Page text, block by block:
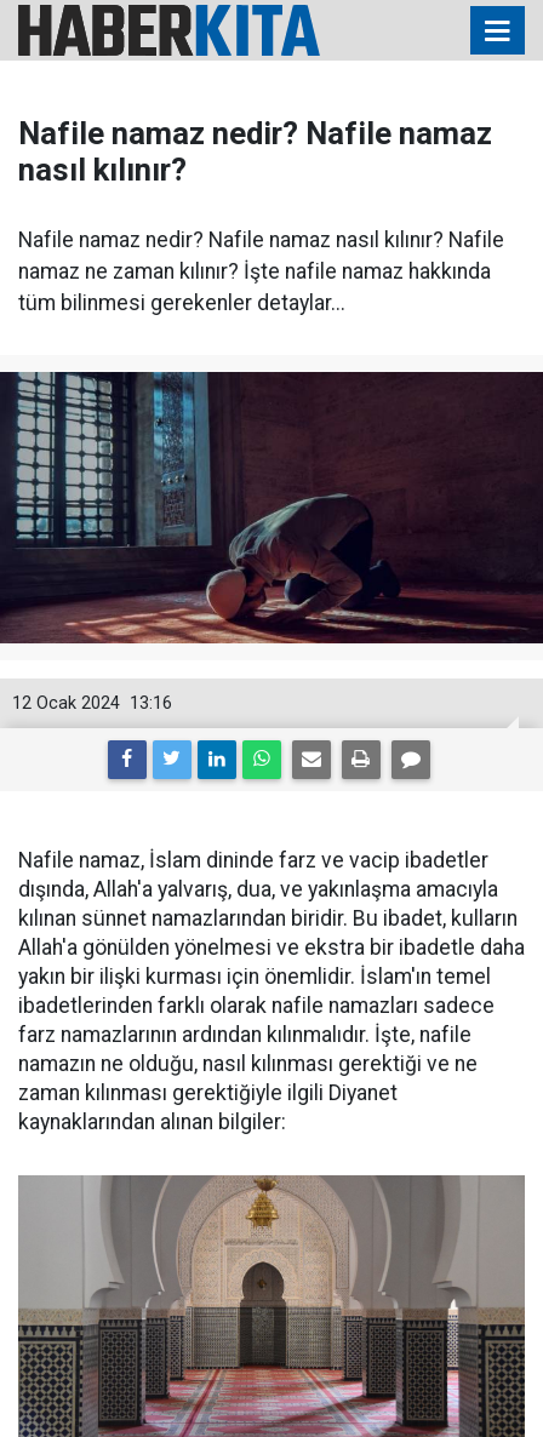
Nafile namaz nedir? Nafile namaz
nasıl kılınır?
Nafile namaz nedir? Nafile namaz nasıl kılınır? Nafile
namaz ne zaman kılınır? İşte nafile namaz hakkında
tüm bilinmesi gerekenler detaylar...
13:16
12 Ocak 2024
Nafile namaz, İslam dininde farz ve vacip ibadetler
dışında, Allah'a yalvarış, dua, ve yakınlaşma amacıyla
kılınan sünnet namazlarından biridir. Bu ibadet, kulların
Allah'a gönülden yönelmesi ve ekstra bir ibadetle daha
yakın bir ilişki kurması için önemlidir. İslam'ın temel
ibadetlerinden farklı olarak nafile namazları sadece
farz namazlarının ardından kılınmalıdır. İşte, nafile
namazın ne olduğu, nasıl kılınması gerektiği ve ne
zaman kılınması gerektiğiyle ilgili Diyanet
kaynaklarından alınan bilgiler: